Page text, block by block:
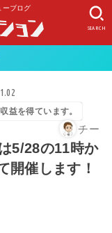
ーブログ
SEARCH
益を得ています。
チー
5/28の11時か
開催します！